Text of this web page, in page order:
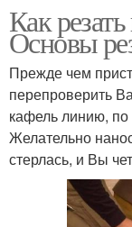
Как
Основы
Прежде чем
перепроверить
кафель линию, по
Желательно
стерлась, и Вы